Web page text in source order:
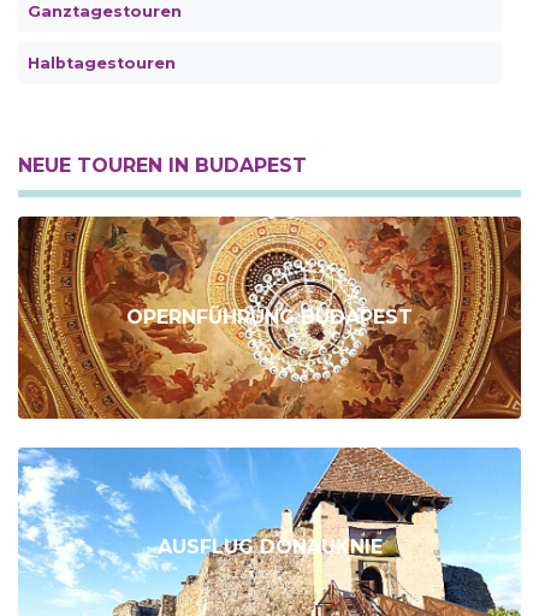
Ganztagestouren
Halbtagestouren
NEUE TOUREN IN BUDAPEST
OPERNFÜHRUNG BUDAPEST
AUSFLUG DONAUKNIE